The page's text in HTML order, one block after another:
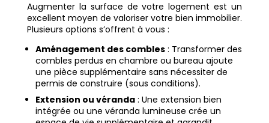
Augmenter la surface de votre logement est un
excellent moyen de valoriser votre bien immobilier.
Plusieurs options s’offrent à vous :
Aménagement des combles: Transformer des
combles perdus en chambre ou bureau ajoute
une pièce supplémentaire sans nécessiter de
permis de construire (sous conditions).
Extension ou véranda: Une extension bien
intégrée ou une véranda lumineuse crée un